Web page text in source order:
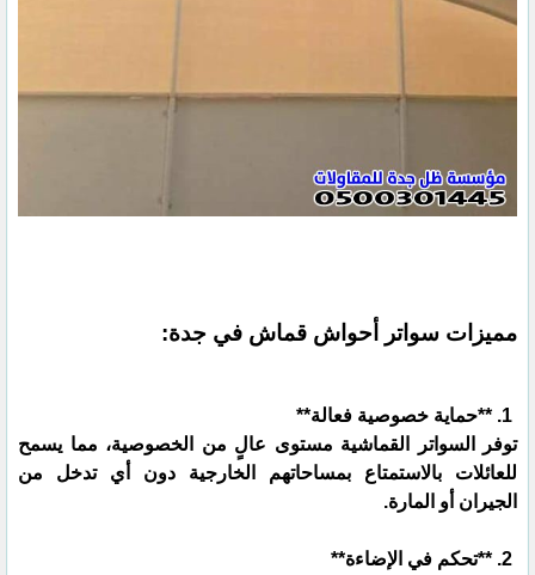
مميزات سواتر أحواش قماش في جدة:
توفر السواتر القماشية مستوى عالٍ من الخصوصية، مما يسمح
للعائلات بالاستمتاع بمساحاتهم الخارجية دون أي تدخل من
الجيران أو المارة.